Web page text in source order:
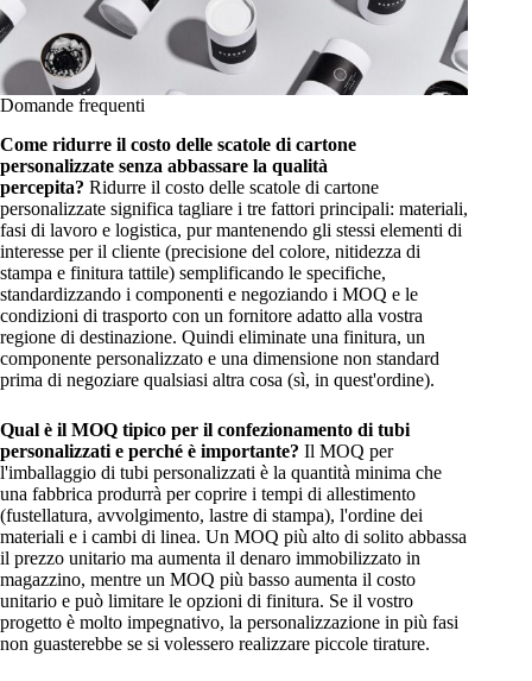
Domande frequenti
Come ridurre il costo delle scatole di cartone
personalizzate senza abbassare la qualità
percepita? Ridurre il costo delle scatole di cartone
personalizzate significa tagliare i tre fattori principali: materiali,
fasi di lavoro e logistica, pur mantenendo gli stessi elementi di
interesse per il cliente (precisione del colore, nitidezza di
stampa e finitura tattile) semplificando le specifiche,
standardizzando i componenti e negoziando i MOQ e le
condizioni di trasporto con un fornitore adatto alla vostra
regione di destinazione. Quindi eliminate una finitura, un
componente personalizzato e una dimensione non standard
prima di negoziare qualsiasi altra cosa (sì, in quest'ordine).
Qual è il MOQ tipico per il confezionamento di tubi
personalizzati e perché è importante? Il MOQ per
l'imballaggio di tubi personalizzati è la quantità minima che
una fabbrica produrrà per coprire i tempi di allestimento
(fustellatura, avvolgimento, lastre di stampa), l'ordine dei
materiali e i cambi di linea. Un MOQ più alto di solito abbassa
il prezzo unitario ma aumenta il denaro immobilizzato in
magazzino, mentre un MOQ più basso aumenta il costo
unitario e può limitare le opzioni di finitura. Se il vostro
progetto è molto impegnativo, la personalizzazione in più fasi
non guasterebbe se si volessero realizzare piccole tirature.